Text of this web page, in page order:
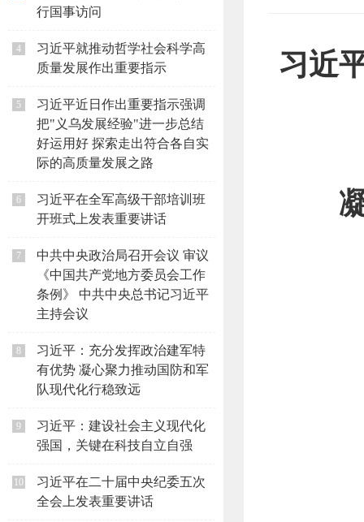
行国事访问
4
习近平就推动哲学社会科学高
质量发展作出重要指示
5
习近平近日作出重要指示强调
把"义乌发展经验"进一步总结
好运用好 探索走出符合各自实
际的高质量发展之路
6
习近平在全军高级干部培训班
开班式上发表重要讲话
7
中共中央政治局召开会议 审议
《中国共产党地方委员会工作
条例》 中共中央总书记习近平
主持会议
8
习近平：充分发挥政治建军特
有优势 凝心聚力推动国防和军
队现代化行稳致远
9
习近平：建设社会主义现代化
强国，关键在科技自立自强
10
习近平在二十届中央纪委五次
全会上发表重要讲话
习近